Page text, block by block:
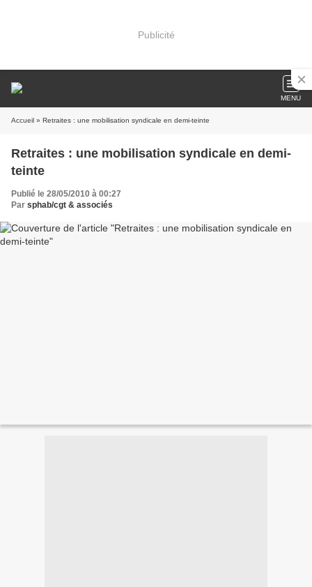
Publicité
MENU
Accueil » Retraites : une mobilisation syndicale en demi-teinte
Retraites : une mobilisation syndicale en demi-
teinte
Publié le 28/05/2010 à 00:27
Par sphab/cgt & associés